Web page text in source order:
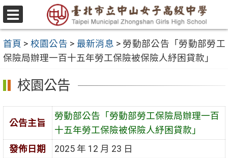
跳
至
要
內
容
區
選
單
首頁 > 校園公告 > 最新消息 > 勞動部公告「勞動部勞工
保險局辦理一百十五年勞工保險被保險人紓困貸款」
校園公告
公告主旨
勞動部公告「勞動部勞工保險局辦理一百
十五年勞工保險被保險人紓困貸款」
發佈日期
2025 年 12 月 23 日